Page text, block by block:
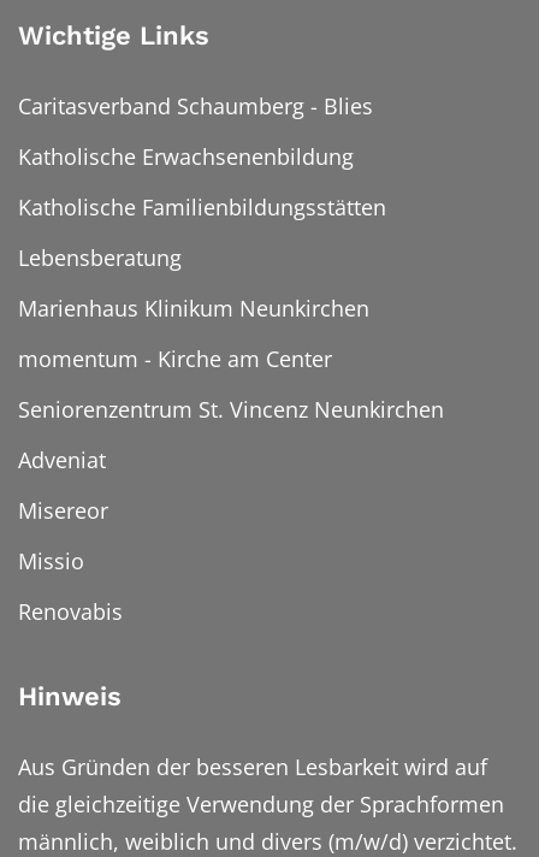
Wichtige Links
Caritasverband Schaumberg - Blies
Katholische Erwachsenenbildung
Katholische Familienbildungsstätten
Lebensberatung
Marienhaus Klinikum Neunkirchen
momentum - Kirche am Center
Seniorenzentrum St. Vincenz Neunkirchen
Adveniat
Misereor
Missio
Renovabis
Hinweis
Aus Gründen der besseren Lesbarkeit wird auf
die gleichzeitige Verwendung der Sprachformen
männlich, weiblich und divers (m/w/d) verzichtet.